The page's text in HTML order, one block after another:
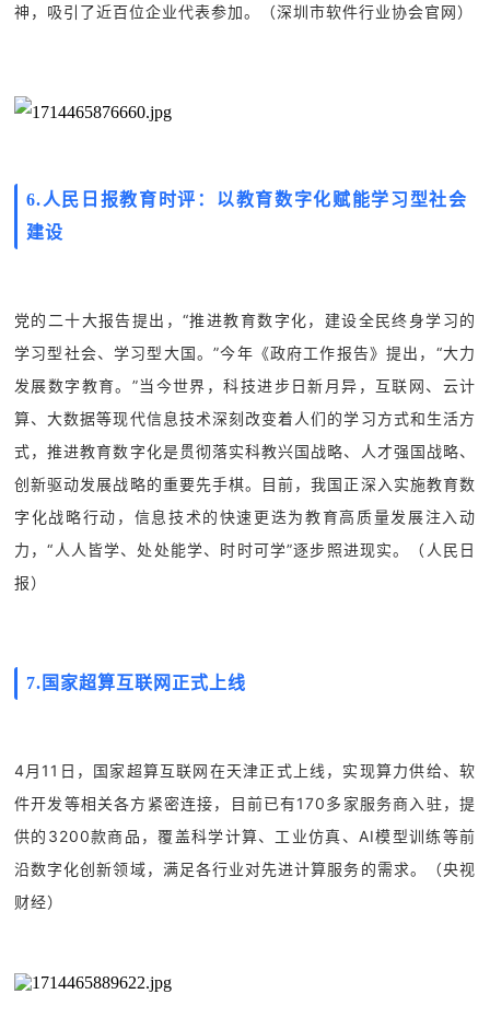
神，吸引了近百位企业代表参加。
（深圳市软件行业协会官网）
6. 人民日报教育时评： 以教育数字化赋能学习型社会
建设
党的二十大报告提出，“推进教育数字化，建设全民终身学习的
学习型社会、学习型大国。”今年《政府工作报告》提出，“大力
发展数字教育。”当今世界，科技进步日新月异，互联网、云计
算、大数据等现代信息技术深刻改变着人们的学习方式和生活方
式，推进教育数字化是贯彻落实科教兴国战略、人才强国战略、
创新驱动发展战略的重要先手棋。目前，我国正深入实施教育数
字化战略行动，信息技术的快速更迭为教育高质量发展注入动
力，“人人皆学、处处能学、时时可学”逐步照进现实。（人民日
报）
7. 国家超算互联网正式上线
4月11日，国家超算互联网在天津正式上线，实现算力供给、软
件开发等相关各方紧密连接，目前已有170多家服务商入驻，提
供的3200款商品，覆盖科学计算、工业仿真、AI模型训练等前
沿数字化创新领域，满足各行业对先进计算服务的需求。（央视
财经）